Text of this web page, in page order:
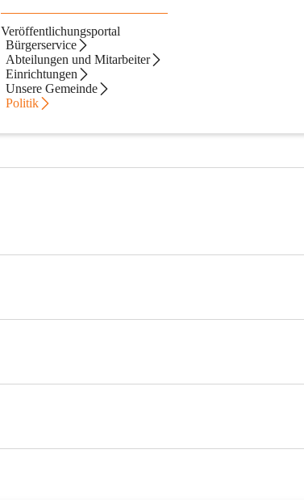
Veröffentlichungsportal
Bürgerservice
Abteilungen und Mitarbeiter
Einrichtungen
Unsere Gemeinde
Politik